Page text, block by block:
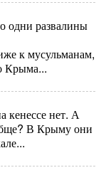
одни развалины
к мусульманам,
Крыма...
кенессе нет. А
В Крыму они